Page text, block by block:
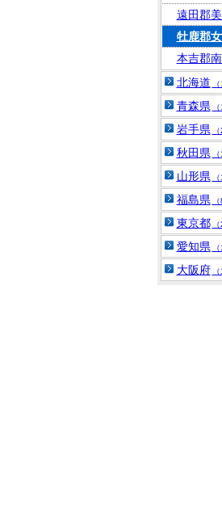
遠田郡
牡鹿郡
本吉郡
北海道
青森県
岩手県
秋田県
山形県
福島県
東京都
愛知県
大阪府